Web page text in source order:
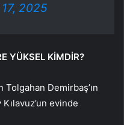
2025
YÜKSEL KİMDİR?
Demirbaş’ın
evinde